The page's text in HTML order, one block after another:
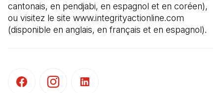
cantonais, en pendjabi, en espagnol et en coréen),
ou visitez le site www.integrityactionline.com
(disponible en anglais, en français et en espagnol).